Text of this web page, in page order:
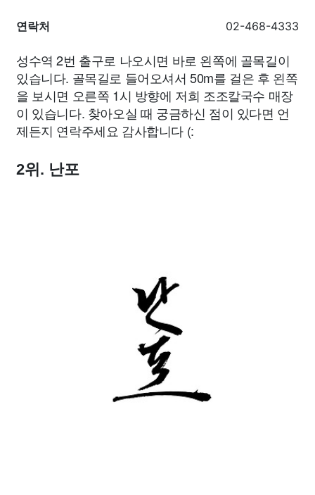
연락처 02-468-4333
성수역 2번 출구로 나오시면 바로 왼쪽에 골목길이
있습니다. 골목길로 들어오셔서 50m를 걸은 후 왼쪽
을 보시면 오른쪽 1시 방향에 저희 조조칼국수 매장
이 있습니다. 찾아오실 때 궁금하신 점이 있다면 언
제든지 연락주세요 감사합니다 (:
2위. 난포